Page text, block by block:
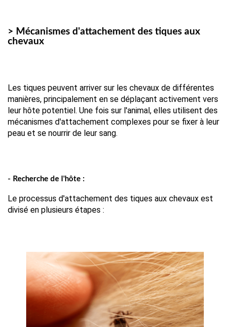
> Mécanismes d'attachement des tiques aux
chevaux
Les tiques peuvent arriver sur les chevaux de différentes
manières, principalement en se déplaçant activement vers
leur hôte potentiel. Une fois sur l'animal, elles utilisent des
mécanismes d'attachement complexes pour se fixer à leur
peau et se nourrir de leur sang.
- Recherche de l'hôte :
Le processus d'attachement des tiques aux chevaux est
divisé en plusieurs étapes :